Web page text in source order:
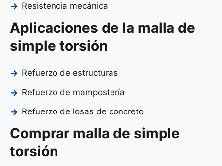
Resistencia mecánica
Aplicaciones de la malla de
simple torsión
Refuerzo de estructuras
Refuerzo de mampostería
Refuerzo de losas de concreto
Comprar malla de simple
torsión